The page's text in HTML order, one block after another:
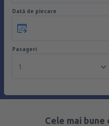
Dată de plecare
Pasageri
1
Cele mai